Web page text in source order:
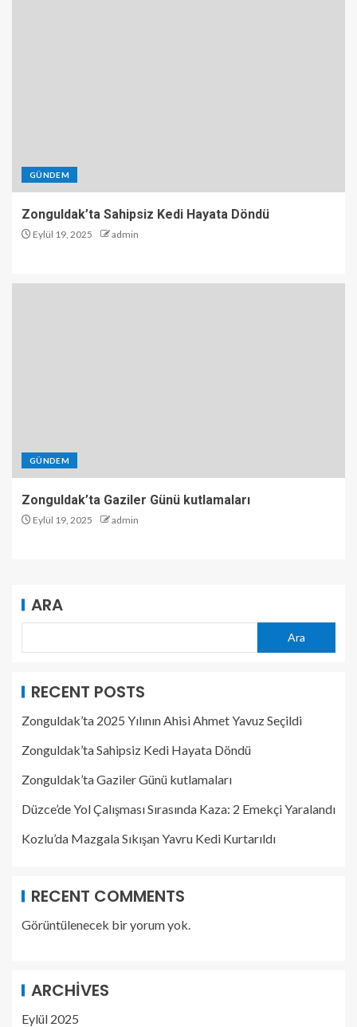
GÜNDEM
Zonguldak’ta Sahipsiz Kedi Hayata Döndü
Eylül 19, 2025 admin
GÜNDEM
Zonguldak’ta Gaziler Günü kutlamaları
Eylül 19, 2025 admin
ARA
Ara
RECENT POSTS
Zonguldak’ta 2025 Yılının Ahisi Ahmet Yavuz Seçildi
Zonguldak’ta Sahipsiz Kedi Hayata Döndü
Zonguldak’ta Gaziler Günü kutlamaları
Düzce’de Yol Çalışması Sırasında Kaza: 2 Emekçi Yaralandı
Kozlu’da Mazgala Sıkışan Yavru Kedi Kurtarıldı
RECENT COMMENTS
Görüntülenecek bir yorum yok.
ARCHIVES
Eylül 2025